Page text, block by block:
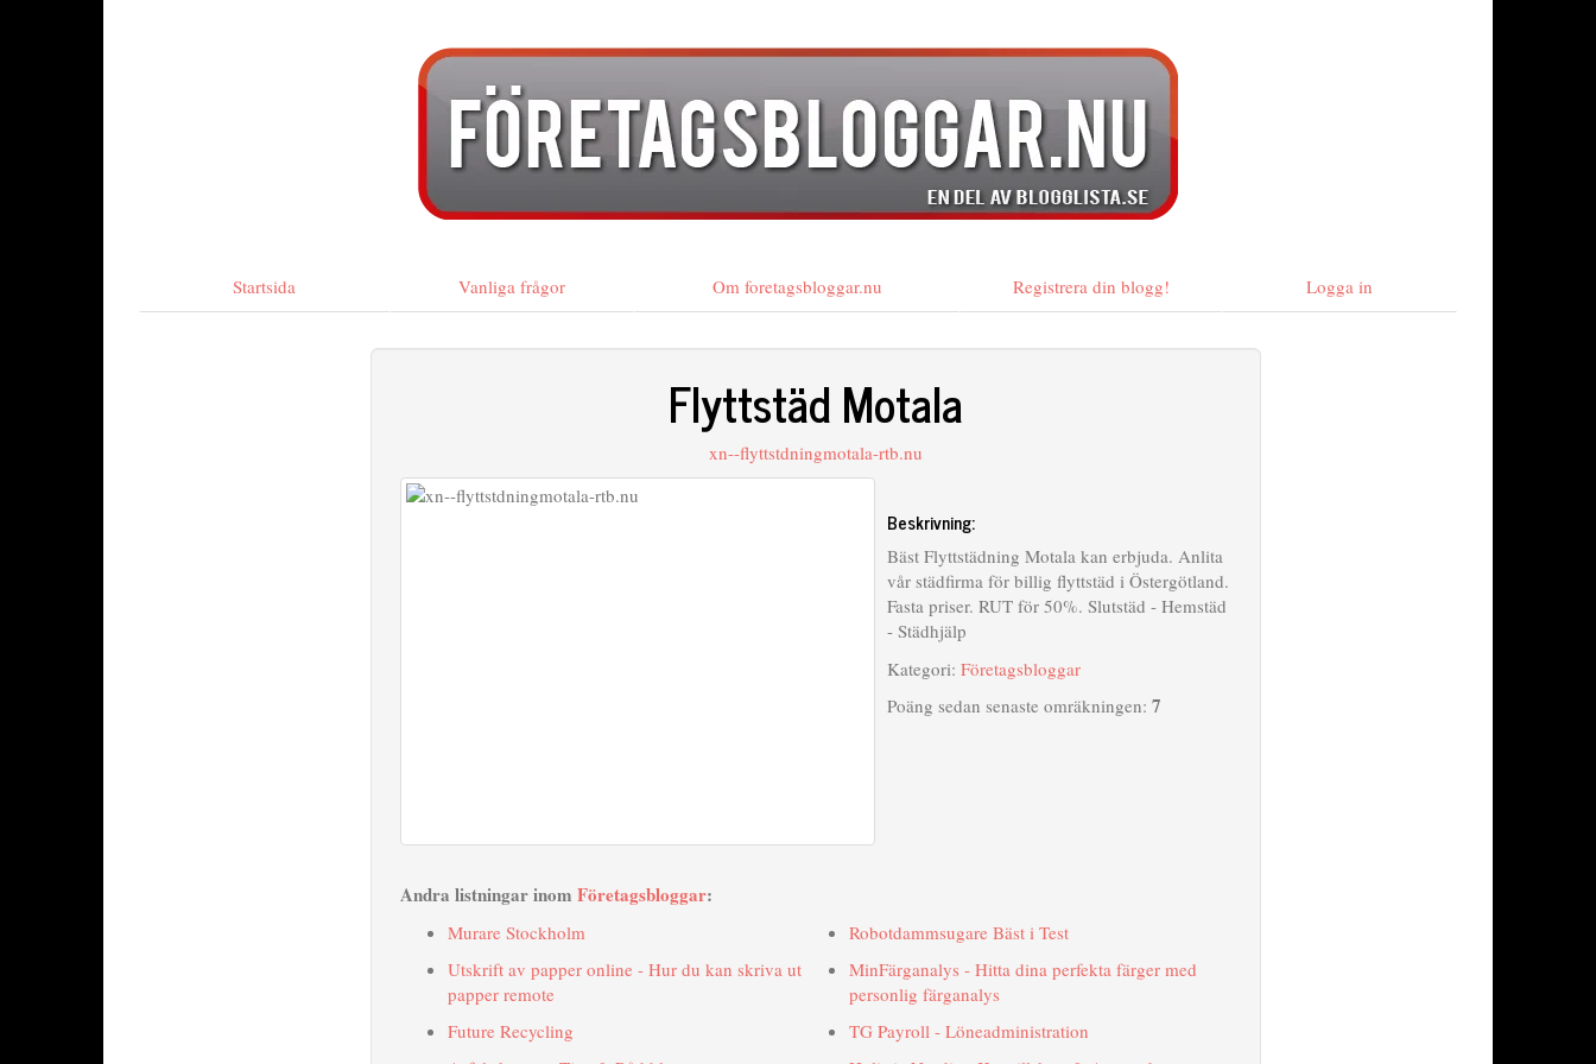
Startsida Vanliga frågor Om foretagsbloggar.nu Registrera din blogg! Logga in
Flyttstäd Motala
xn--flyttstdningmotala-rtb.nu
Beskrivning:
Bäst Flyttstädning Motala kan erbjuda. Anlita
vår städfirma för billig flyttstäd i Östergötland.
Fasta priser. RUT för 50%. Slutstäd - Hemstäd
- Städhjälp
Kategori: Företagsbloggar
Poäng sedan senaste omräkningen: 7
Andra listningar inom Företagsbloggar:
Murare Stockholm
Utskrift av papper online - Hur du kan skriva ut
papper remote
Future Recycling
Robotdammsugare Bäst i Test
MinFärganalys - Hitta dina perfekta färger med
personlig färganalys
TG Payroll - Löneadministration